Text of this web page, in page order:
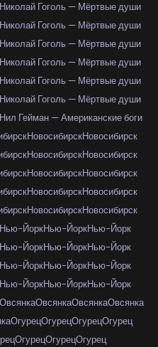
Николай Гоголь — Мёртвые души
Николай Гоголь — Мёртвые души
Николай Гоголь — Мёртвые души
Николай Гоголь — Мёртвые души
Николай Гоголь — Мёртвые души
Николай Гоголь — Мёртвые души
Нил Гейман — Американские боги
НовосибирскНовосибирск
НовосибирскНовосибирск
НовосибирскНовосибирск
НовосибирскНовосибирск
НовосибирскНовосибирск
Нью-ЙоркНью-ЙоркНью-Йорк
Нью-ЙоркНью-ЙоркНью-Йорк
Нью-ЙоркНью-ЙоркНью-Йорк
Нью-ЙоркНью-ЙоркНью-Йорк
ОвсянкаОвсянкаОвсянкаОвсянка
ОгурецОгурецОгурецОгурец
ОгурецОгурецОгурец